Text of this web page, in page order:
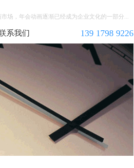
场，年会动画逐渐已经成为企业文化的一部分...
系我们 139 1798 9226